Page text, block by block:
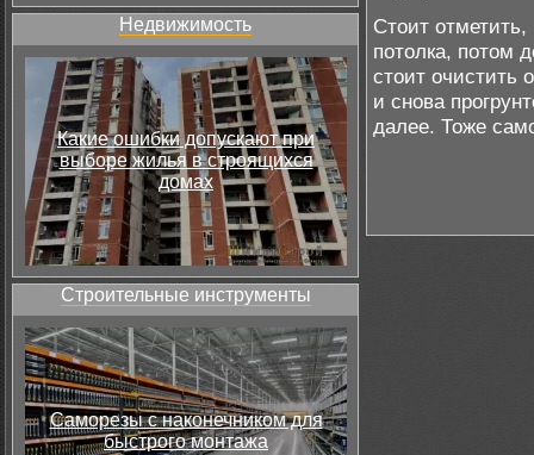
Недвижимость
Какие ошибки допускают при
выборе жилья в строящихся
домах
Строительные инструменты
Саморезы с наконечником для
быстрого монтажа
Стоит
потолка, потом
стоит очистить
и снова
далее. Тоже